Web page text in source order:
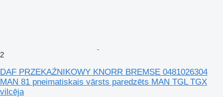
2
DAF PRZEKAŹNIKOWY KNORR BREMSE 0481026304
MAN 81 pneimatiskais vārsts paredzēts MAN TGL TGX
vilcēja